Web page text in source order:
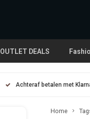
OUTLET DEALS
Achteraf betalen met
Home